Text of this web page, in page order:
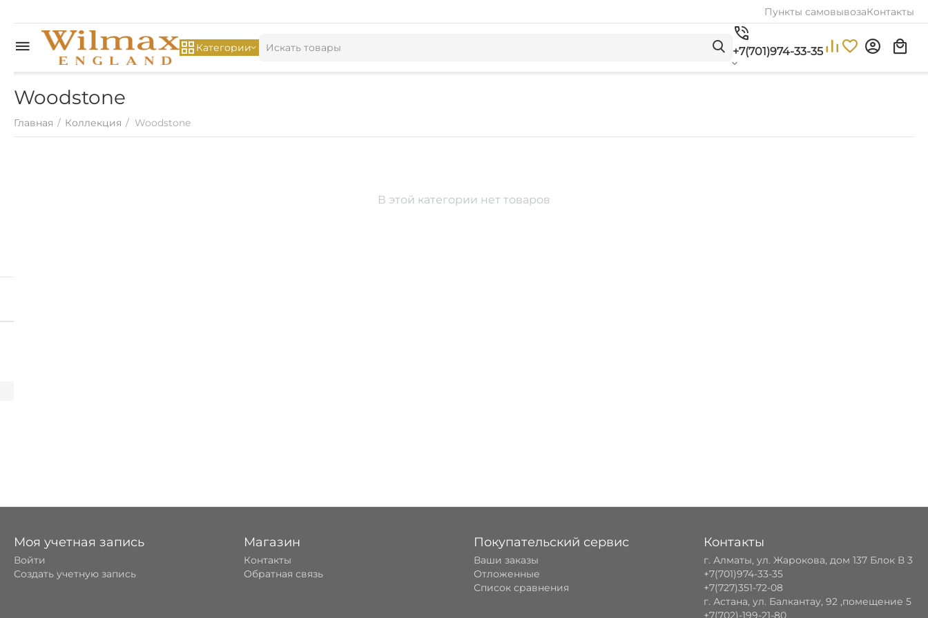
Пункты самовывозаКонтакты
Категории +7(701)974-33-35
Woodstone
Главная / Коллекция / Woodstone
В этой категории нет товаров
Моя учетная запись
Войти
Создать учетную запись
Магазин
Контакты
Обратная связь
Покупательский сервис
Ваши заказы
Отложенные
Список сравнения
Контакты
г. Алматы, ул. Жарокова, дом 137 Блок В 3
+7(701)974-33-35
+7(727)351-72-08
г. Астана, ул. Балкантау, 92 ,помещение 5
+7(702)-199-21-80